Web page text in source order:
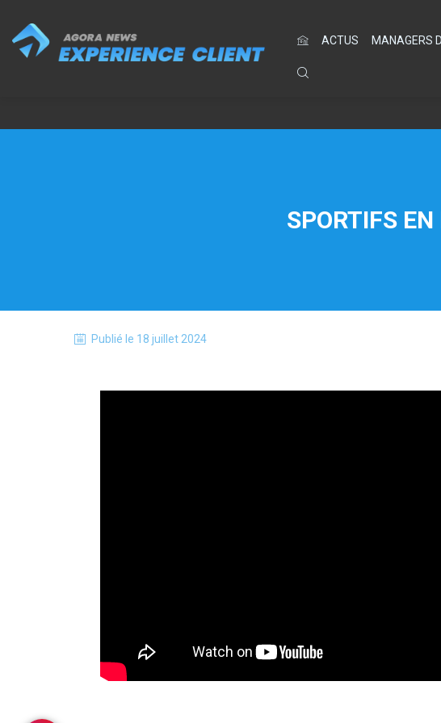
ACTUS MANAGERS
SPORTIFS
Publié le 18 juillet 2024